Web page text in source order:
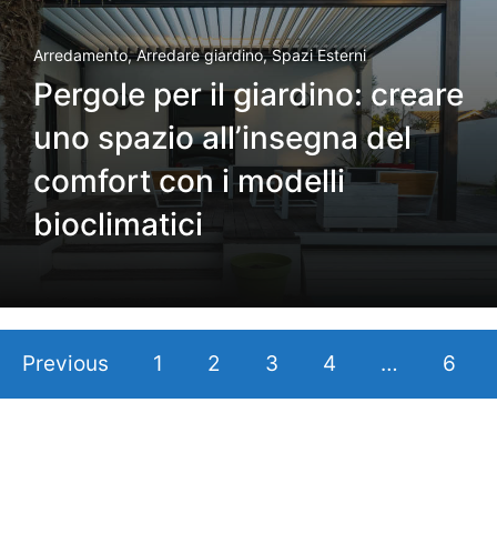
Arredamento,Arredare giardino,Spazi Esterni
Pergole per il giardino: creare
uno spazio all’insegna del
comfort con i modelli
bioclimatici
Previous 1 2 3 4 … 6